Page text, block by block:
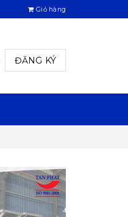
Giỏ hàng
ĐĂNG KÝ